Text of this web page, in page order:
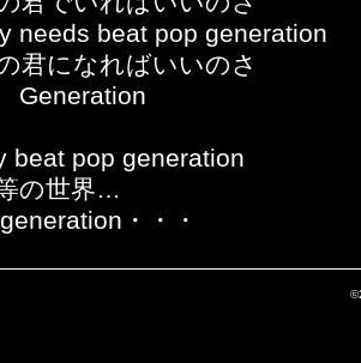
needs beat pop generation
君になればいいのさ
Generation
beat pop generation
の世界…
・・・